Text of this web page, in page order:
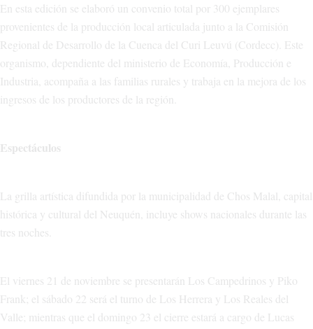
En esta edición se elaboró un convenio total por 300 ejemplares
provenientes de la producción local articulada junto a la Comisión
Regional de Desarrollo de la Cuenca del Curi Leuvú (Cordecc). Este
organismo, dependiente del ministerio de Economía, Producción e
Industria, acompaña a las familias rurales y trabaja en la mejora de los
ingresos de los productores de la región.
Espectáculos
La grilla artística difundida por la municipalidad de Chos Malal, capital
histórica y cultural del Neuquén, incluye shows nacionales durante las
tres noches.
El viernes 21 de noviembre se presentarán Los Campedrinos y Piko
Frank; el sábado 22 será el turno de Los Herrera y Los Reales del
Valle; mientras que el domingo 23 el cierre estará a cargo de Lucas